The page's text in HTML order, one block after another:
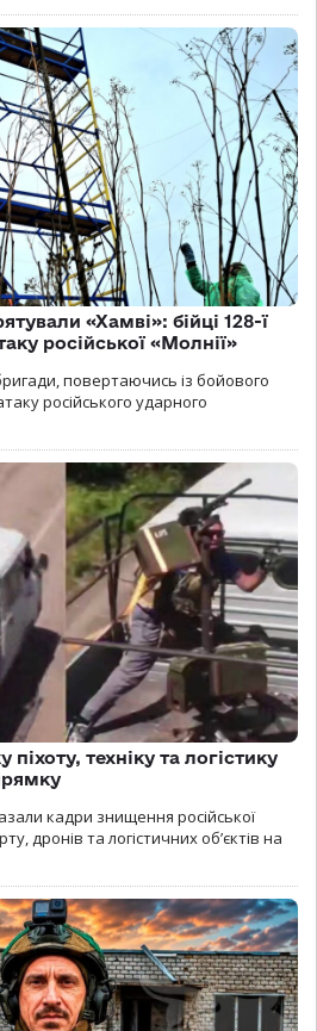
«Хамві»: бійці 128-ї
російської «Молнії»
повертаючись із бойового
російського ударного
техніку та логістику
кадри знищення російської
дронів та логістичних об’єктів на